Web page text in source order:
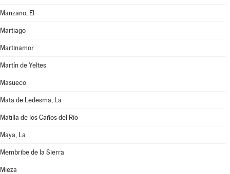
Manzano, El
Martiago
Martinamor
Martín de Yeltes
Masueco
Mata de Ledesma, La
Matilla de los Caños del Río
Maya, La
Membribe de la Sierra
Mieza